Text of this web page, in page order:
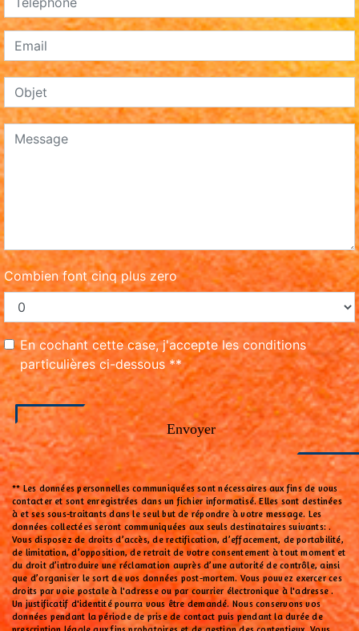
Combien font cinq plus zero
En cochant cette case, j'accepte les conditions
particulières ci-dessous **
Envoyer
** Les données personnelles communiquées sont nécessaires aux fins de vous
contacter et sont enregistrées dans un fichier informatisé. Elles sont destinées
à et ses sous-traitants dans le seul but de répondre à votre message. Les
données collectées seront communiquées aux seuls destinataires suivants: .
Vous disposez de droits d’accès, de rectification, d’effacement, de portabilité,
de limitation, d’opposition, de retrait de votre consentement à tout moment et
du droit d’introduire une réclamation auprès d’une autorité de contrôle, ainsi
que d’organiser le sort de vos données post-mortem. Vous pouvez exercer ces
droits par voie postale à l'adresse ou par courrier électronique à l'adresse .
Un justificatif d'identité pourra vous être demandé. Nous conservons vos
données pendant la période de prise de contact puis pendant la durée de